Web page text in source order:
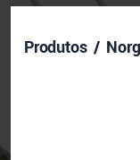
Produtos/